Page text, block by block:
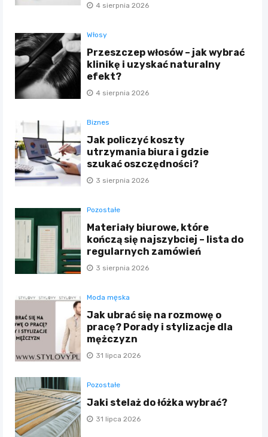
4 sierpnia 2026
Włosy
Przeszczep włosów – jak wybrać
klinikę i uzyskać naturalny
efekt?
4 sierpnia 2026
Biznes
Jak policzyć koszty
utrzymania biura i gdzie
szukać oszczędności?
3 sierpnia 2026
Pozostałe
Materiały biurowe, które
kończą się najszybciej – lista do
regularnych zamówień
3 sierpnia 2026
Moda męska
Jak ubrać się na rozmowę o
pracę? Porady i stylizacje dla
mężczyzn
31 lipca 2026
Pozostałe
Jaki stelaż do łóżka wybrać?
31 lipca 2026